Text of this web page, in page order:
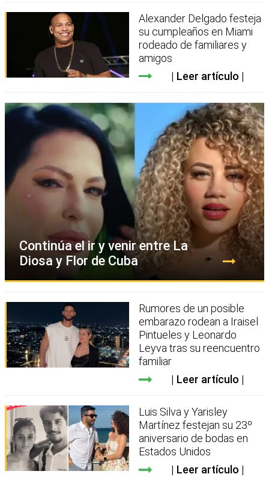
Alexander Delgado festeja
su cumpleaños en Miami
rodeado de familiares y
amigos
Leer artículo
Continúa el ir y venir entre La
Diosa y Flor de Cuba
Rumores de un posible
embarazo rodean a Iraisel
Pintueles y Leonardo
Leyva tras su reencuentro
familiar
Leer artículo
Luis Silva y Yarisley
Martínez festejan su 23º
aniversario de bodas en
Estados Unidos
Leer artículo